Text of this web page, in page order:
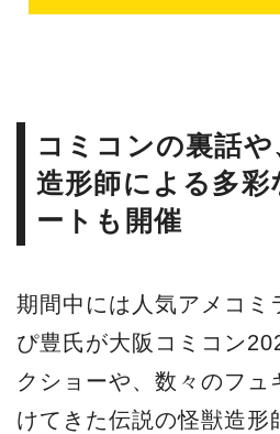
コミコンの裏話
造形師による多彩
ートも開催
期間中には人気アメコミ
ぴ豊氏が大阪コミコン
クショーや、数々のフュ
けてきた伝説の怪獣造形